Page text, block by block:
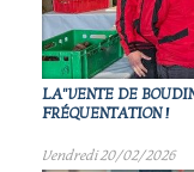
LA"VENTE DE
FRÉQUENTATION !
Vendredi 20/02/2026